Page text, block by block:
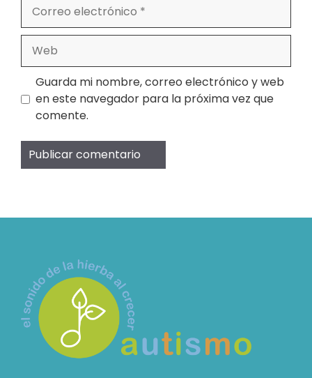
electrónico
Guarda mi nombre, correo electrónico y web
en este navegador para la próxima vez que
comente.